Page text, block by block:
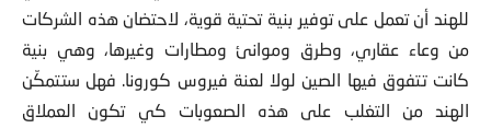
للهند أن تعمل على توفير بنية تحتية قوية، لاحتضان هذه الشركات
من وعاء عقاري، وطرق وموانئ ومطارات وغيرها، وهي بنية
كانت تتفوق فيها الصين لولا لعنة فيروس كورونا. فهل ستتمكّن
الهند من التغلب على هذه الصعوبات كي تكون العملاق